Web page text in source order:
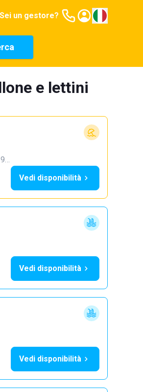
Sei un gestore?
e lettini
Vedi disponibilità
Vedi disponibilità
Vedi disponibilità